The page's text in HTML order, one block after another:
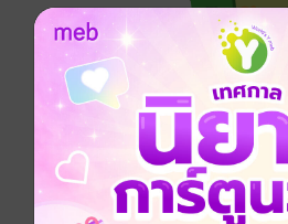
กรุณาเข้าสู่ระบบก่อนดำเ
ล็อกอินเข้าร